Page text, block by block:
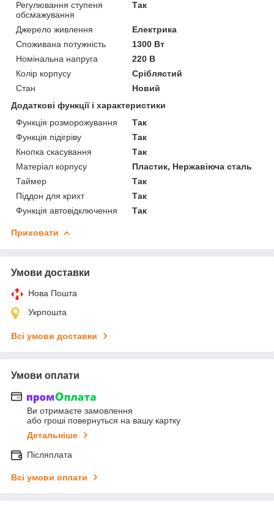
Регулювання ступеня
обсмажування
Так
Джерело живлення
Електрика
Споживана потужність
1300 Вт
Номінальна напруга
220 В
Колір корпусу
Сріблястий
Стан
Новий
Додаткові функції і характеристики
Функція розморожування
Так
Функція підігріву
Так
Кнопка скасування
Так
Матеріал корпусу
Пластик, Нержавіюча сталь
Таймер
Так
Піддон для крихт
Так
Функція автовідключення
Так
Приховати
Умови доставки
Нова Пошта
Укрпошта
Всі умови доставки
Умови оплати
Ви отримаєте замовлення
або гроші повернуться на вашу картку
Детальніше
Післяплата
Всі умови оплати